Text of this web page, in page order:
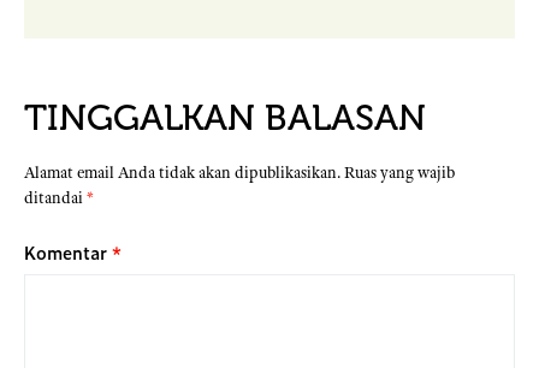
TINGGALKAN BALASAN
Alamat email Anda tidak akan dipublikasikan.Ruas yang wajib
ditandai*
Komentar*